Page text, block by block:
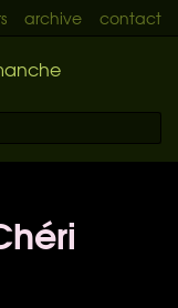
archive contact